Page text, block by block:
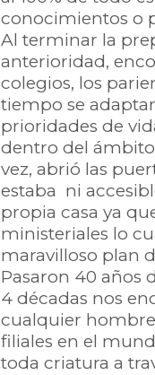
conocimientos o
Al terminar la
anterioridad,
colegios, los
tiempo se
prioridades de
dentro del
vez, abrió las
estaba ni
propia casa ya
ministeriales lo
maravilloso plan
Pasaron 40 años
4 décadas nos
cualquier
filiales en el
toda criatura a